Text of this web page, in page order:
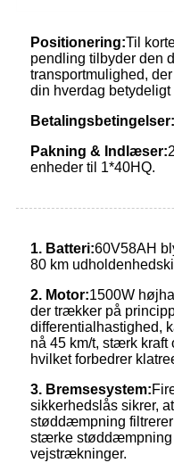
Positionering:Til
pendling tilbyder den
transportmulighed,
din hverdag betydeligt
Betalingsbetingelser:
Pakning & Indlæser:
enheder til 1*40HQ.
1. Batteri:60V58AH
80 km
2. Motor:1500W
der trækker på
differentialhastighed,
nå 45 km/t, stærk kraft
hvilket forbedrer
3. Bremsesystem:
sikkerhedslås sikrer,
støddæmpning
stærke støddæmpning
vejstrækninger.